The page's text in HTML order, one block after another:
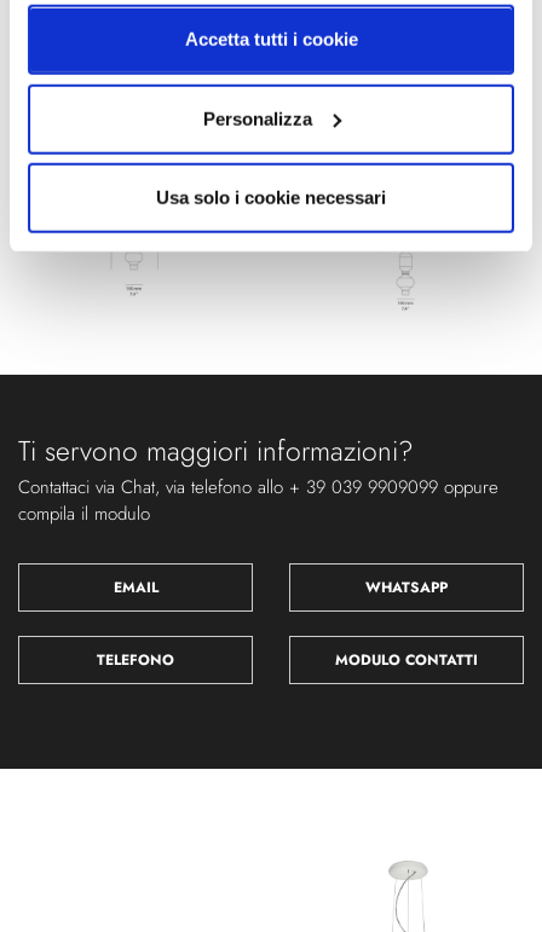
Accetta tutti i cookie
Personalizza
Usa solo i cookie necessari
Schemi tecnici
Ti servono maggiori informazioni?
Contattaci via Chat, via telefono allo + 39 039 9909099 oppure
compila il modulo
EMAIL WHATSAPP
TELEFONO MODULO CONTATTI